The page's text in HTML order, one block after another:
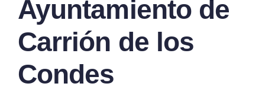
Ayuntamiento de
Carrión de los
Condes